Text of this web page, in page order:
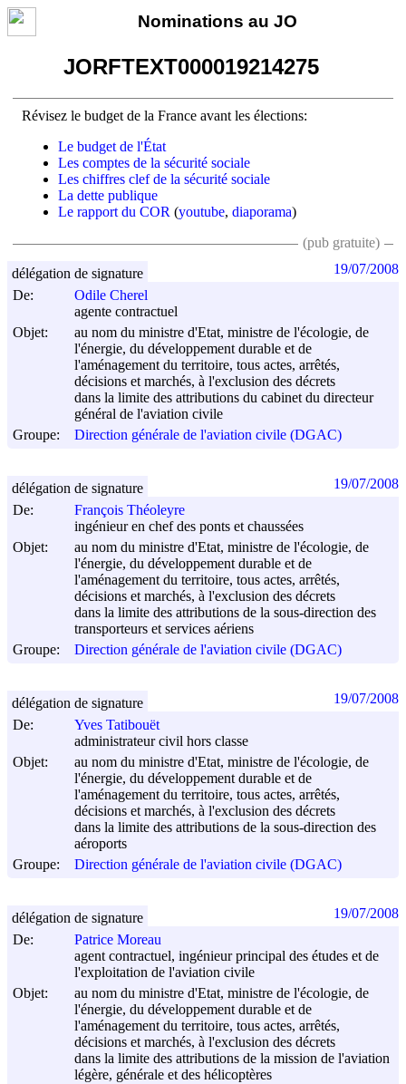
Nominations au JO
JORFTEXT000019214275
Révisez le budget de la France avant les élections:
Le budget de l'État
Les comptes de la sécurité sociale
Les chiffres clef de la sécurité sociale
La dette publique
Le rapport du COR (youtube, diaporama)
(pub gratuite)
De:
Odile Cherel
agente contractuel
Objet:
au nom du ministre d'Etat, ministre de l'écologie, de
l'énergie, du développement durable et de
l'aménagement du territoire, tous actes, arrêtés,
décisions et marchés, à l'exclusion des décrets
dans la limite des attributions du cabinet du directeur
général de l'aviation civile
Groupe:
Direction générale de l'aviation civile (DGAC)
délégation de signature 19/07/2008
De:
François Théoleyre
ingénieur en chef des ponts et chaussées
Objet:
au nom du ministre d'Etat, ministre de l'écologie, de
l'énergie, du développement durable et de
l'aménagement du territoire, tous actes, arrêtés,
décisions et marchés, à l'exclusion des décrets
dans la limite des attributions de la sous-direction des
transporteurs et services aériens
Groupe:
Direction générale de l'aviation civile (DGAC)
délégation de signature 19/07/2008
De:
Yves Tatibouët
administrateur civil hors classe
Objet:
au nom du ministre d'Etat, ministre de l'écologie, de
l'énergie, du développement durable et de
l'aménagement du territoire, tous actes, arrêtés,
décisions et marchés, à l'exclusion des décrets
dans la limite des attributions de la sous-direction des
aéroports
Groupe:
Direction générale de l'aviation civile (DGAC)
délégation de signature 19/07/2008
De:
Patrice Moreau
agent contractuel, ingénieur principal des études et de
l'exploitation de l'aviation civile
Objet:
au nom du ministre d'Etat, ministre de l'écologie, de
l'énergie, du développement durable et de
l'aménagement du territoire, tous actes, arrêtés,
décisions et marchés, à l'exclusion des décrets
dans la limite des attributions de la mission de l'aviation
légère, générale et des hélicoptères
délégation de signature 19/07/2008